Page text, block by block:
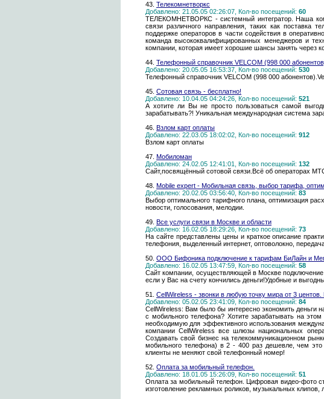
43. Телекомнетворкс
Добавлено: 21.05.05 02:26:07, Кол-во посещений: 60
ТЕЛЕКОМНЕТВОРКС - системный интегратор. Наша
связи различного направления, таких как поставка
поддержке операторов в части содействия в
команда высококвалифицированных менеджеров и
компании, которая имеет хорошие шансы занять через
44. Телефонный справочник VELCOM (998 000
Добавлено: 20.05.05 16:53:37, Кол-во посещений: 530
Телефонный справочник VELCOM (998 000
45. Сотовая связь - бесплатно!
Добавлено: 10.04.05 04:24:26, Кол-во посещений: 521
А хотите ли Вы не просто пользоваться самой
зарабатывать?! Уникальная международная система
46. Взлом карт оплаты
Добавлено: 22.03.05 18:02:02, Кол-во посещений: 912
Взлом карт оплаты
47. Мобиломан
Добавлено: 24.02.05 12:41:01, Кол-во посещений: 132
Сайт,посвящённый сотовой связи.Всё об операторах
48. Mobile expert - Мобильная связь, выбор тарифа,
Добавлено: 20.02.05 03:56:40, Кол-во посещений: 83
Выбор оптимального тарифного плана, оптимизация
новости, голосования, мелодии.
49. Все услуги связи в Москве и области
Добавлено: 16.02.05 18:29:26, Кол-во посещений: 73
На сайте представлены цены и краткое описание
телефония, выделенный интернет, оптоволокно,
50. ООО Бифоника подключение к тарифам БиЛайн и
Добавлено: 16.02.05 13:47:59, Кол-во посещений: 58
Сайт компании, осуществляющей в Москве
если у Вас на счету кончились деньги!Удобные и
51. CellWireless - звонки в любую точку мира от 3
Добавлено: 05.02.05 23:41:09, Кол-во посещений: 84
CellWireless: Вам было бы интересно экономить деньги
с мобильного телефона? Хотите зарабатывать на
необходимую для эффективного использования
компании CellWireless все шлюзы национальных
Создавать свой бизнес на телекоммуникационном
мобильного телефона) в 2 - 400 раз дешевле, чем
клиенты не меняют свой телефонный номер!
52. Оплата за мобильный телефон.
Добавлено: 18.01.05 15:26:09, Кол-во посещений: 51
Оплата за мобильный телефон. Цифровая видео-фото
изготовление рекламных роликов, музыкальных